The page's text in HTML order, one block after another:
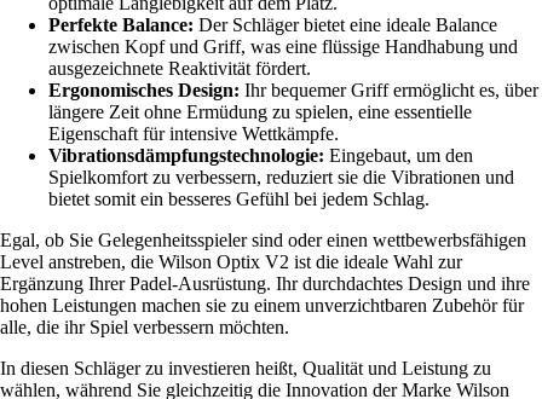
Perfekte Balance: Der Schläger bietet eine ideale Balance
zwischen Kopf und Griff, was eine flüssige Handhabung und
ausgezeichnete Reaktivität fördert.
Ergonomisches Design: Ihr bequemer Griff ermöglicht es, über
längere Zeit ohne Ermüdung zu spielen, eine essentielle
Eigenschaft für intensive Wettkämpfe.
Vibrationsdämpfungstechnologie: Eingebaut, um den
Spielkomfort zu verbessern, reduziert sie die Vibrationen und
bietet somit ein besseres Gefühl bei jedem Schlag.
Egal, ob Sie Gelegenheitsspieler sind oder einen wettbewerbsfähigen
Level anstreben, die Wilson Optix V2 ist die ideale Wahl zur
Ergänzung Ihrer Padel-Ausrüstung. Ihr durchdachtes Design und ihre
hohen Leistungen machen sie zu einem unverzichtbaren Zubehör für
alle, die ihr Spiel verbessern möchten.
In diesen Schläger zu investieren heißt, Qualität und Leistung zu
wählen, während Sie gleichzeitig die Innovation der Marke Wilson